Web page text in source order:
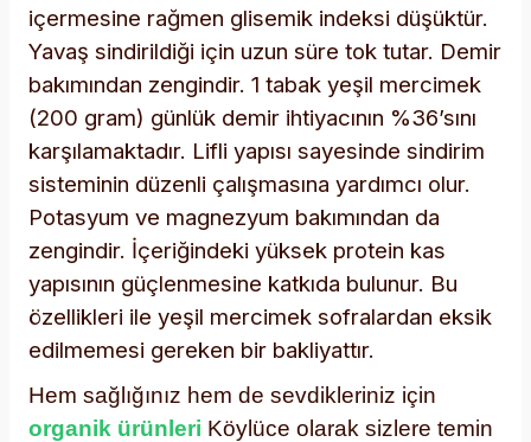
içermesine rağmen glisemik indeksi düşüktür.
Yavaş sindirildiği için uzun süre tok tutar. Demir
bakımından zengindir. 1 tabak yeşil mercimek
(200 gram) günlük demir ihtiyacının %36’sını
karşılamaktadır. Lifli yapısı sayesinde sindirim
sisteminin düzenli çalışmasına yardımcı olur.
Potasyum ve magnezyum bakımından da
zengindir. İçeriğindeki yüksek protein kas
yapısının güçlenmesine katkıda bulunur. Bu
özellikleri ile yeşil mercimek sofralardan eksik
edilmemesi gereken bir bakliyattır.
Hem sağlığınız hem de sevdikleriniz için
organik ürünleri Köylüce olarak sizlere temin